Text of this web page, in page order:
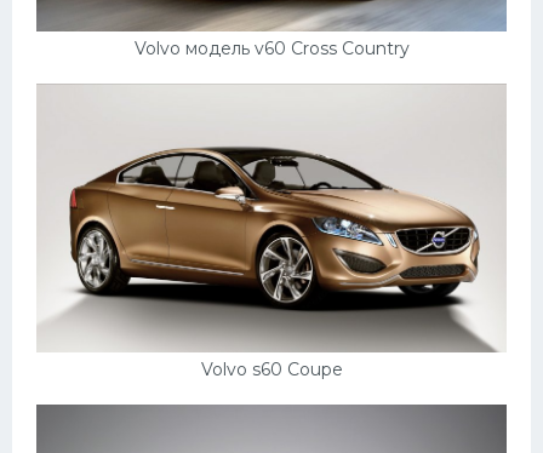
Volvo модель v60 Cross Country
Volvo s60 Coupe